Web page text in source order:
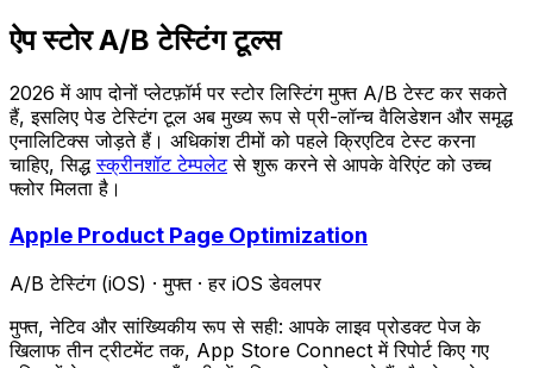
ऐप स्टोर A/B टेस्टिंग टूल्स
2026 में आप दोनों प्लेटफ़ॉर्म पर स्टोर लिस्टिंग मुफ्त A/B टेस्ट कर सकते
हैं, इसलिए पेड टेस्टिंग टूल अब मुख्य रूप से प्री-लॉन्च वैलिडेशन और समृद्ध
एनालिटिक्स जोड़ते हैं। अधिकांश टीमों को पहले क्रिएटिव टेस्ट करना
चाहिए, सिद्धस्क्रीनशॉट टेम्पलेटसे शुरू करने से आपके वेरिएंट को उच्च
फ्लोर मिलता है।
Apple Product Page Optimization
A/B टेस्टिंग (iOS) ·मुफ्त·हर iOS डेवलपर
मुफ्त, नेटिव और सांख्यिकीय रूप से सही: आपके लाइव प्रोडक्ट पेज के
खिलाफ तीन ट्रीटमेंट तक, App Store Connect में रिपोर्ट किए गए